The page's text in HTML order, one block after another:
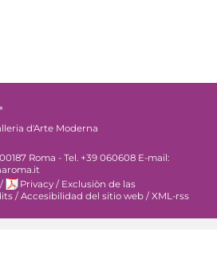
d'Arte Moderna
Roma - Tel. +39 060608 E-mail:
/ Privacy / Exclusiòn de las
/ Accesibilidad del sitio web / XML-rss